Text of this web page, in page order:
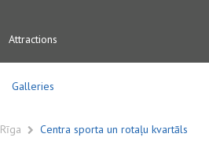
Attractions
Galleries
Rīga Centra sporta un rotaļu kvartāls